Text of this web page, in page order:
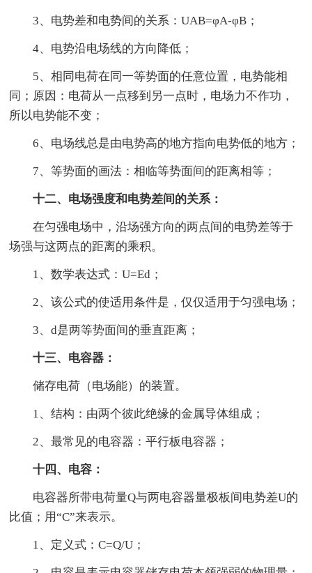
3、电势差和电势间的关系：UAB=φA-φB；
4、电势沿电场线的方向降低；
5、相同电荷在同一等势面的任意位置，电势能相
同；原因：电荷从一点移到另一点时，电场力不作功，
所以电势能不变；
6、电场线总是由电势高的地方指向电势低的地方；
7、等势面的画法：相临等势面间的距离相等；
十二、电场强度和电势差间的关系：
在匀强电场中，沿场强方向的两点间的电势差等于
场强与这两点的距离的乘积。
1、数学表达式：U=Ed；
2、该公式的使适用条件是，仅仅适用于匀强电场；
3、d是两等势面间的垂直距离；
十三、电容器：
储存电荷（电场能）的装置。
1、结构：由两个彼此绝缘的金属导体组成；
2、最常见的电容器：平行板电容器；
十四、电容：
电容器所带电荷量Q与两电容器量极板间电势差U的
比值；用“C”来表示。
1、定义式：C=Q/U；